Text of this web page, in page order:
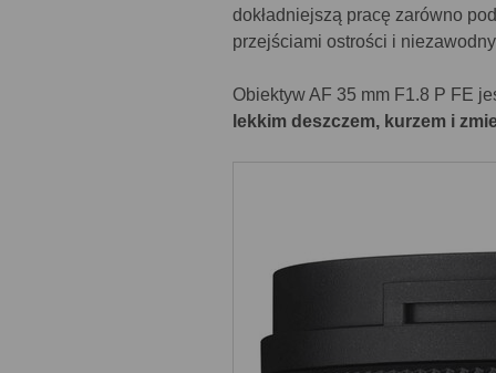
dokładniejszą pracę zarówno
przejściami ostrości i
Obiektyw AF 35 mm F1.8 P FE
lekkim deszczem, kurzem i